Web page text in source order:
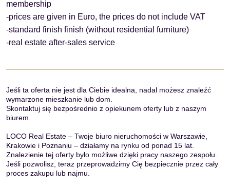
membership
-prices are given in Euro, the prices do not include VAT
-standard finish finish (without residential furniture)
-real estate after-sales service
Jeśli ta oferta nie jest dla Ciebie idealna, nadal możesz znaleźć
wymarzone mieszkanie lub dom.
Skontaktuj się bezpośrednio z opiekunem oferty lub z naszym
biurem.
LOCO Real Estate – Twoje biuro nieruchomości w Warszawie,
Krakowie i Poznaniu – działamy na rynku od ponad 15 lat.
Znalezienie tej oferty było możliwe dzięki pracy naszego zespołu.
Jeśli pozwolisz, teraz przeprowadzimy Cię bezpiecznie przez cały
proces zakupu lub najmu.